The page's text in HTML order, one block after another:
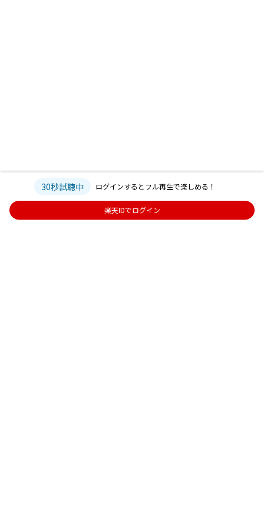
30秒試聴中 ログインするとフル再生で楽しめる！
楽天IDでログイン